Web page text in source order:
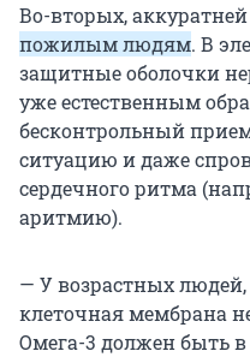
Во-вторых,
пожилым людям. В
защитные оболочки
уже естественным
бесконтрольный
ситуацию и даже
сердечного ритма
аритмию).
— У возрастных
клеточная мембрана
Омега-3 должен быть